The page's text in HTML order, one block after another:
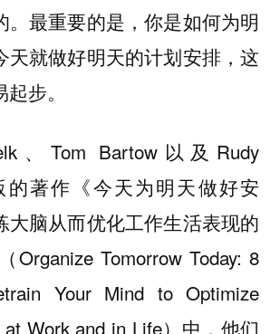
。最重要的是，你是如何为明
天就做好明天的计划安排，这
步。
、Tom Bartow以及Rudy
的著作《今天为明天做好安
大脑从而优化工作生活表现的
Organize Tomorrow Today: 8
Your Mind to Optimize
at Work and in Life）中，他们